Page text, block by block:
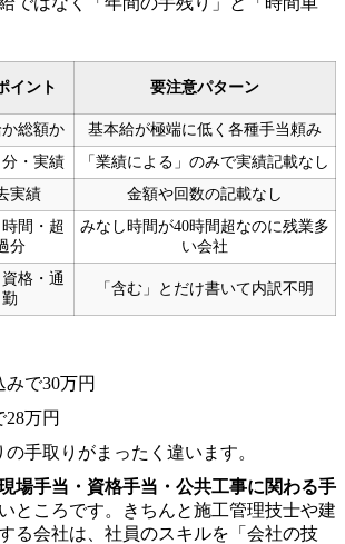
イント 要注意パターン
総額か
基本給が極端に低く各種手当頼み
・実績
「業績による」のみで実績記載なし
実績 金額や回数の記載なし
間・超
分
みなし時間が40時間超なのに残業多
い会社
格・通
勤
「含む」とだけ書いて内訳不明
で30万円
万円
手取りがまったく違います。
場手当・資格手当・公共工事に関わる手
ところです。きちんと施工管理技士や建
る会社は、社員のスキルを「会社の技